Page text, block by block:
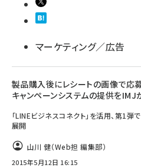
マーケティング／広告
製品購入後にレシートの画像で応
キャンペーンシステムの提供をIMJ
「LINEビジネスコネクト」を活用、第1弾
展開
山川 健（Web担 編集部）
2015年5月12日 16:15